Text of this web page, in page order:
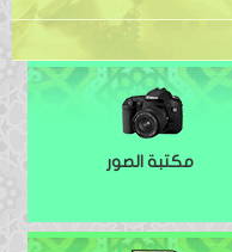
مكتبة الصور